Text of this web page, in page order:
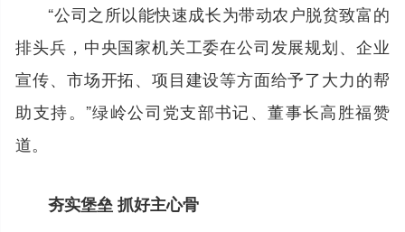
“公司之所以能快速成长为带动农户脱贫致富的
排头兵，中央国家机关工委在公司发展规划、企业
宣传、市场开拓、项目建设等方面给予了大力的帮
助支持。”绿岭公司党支部书记、董事长高胜福赞
道。
夯实堡垒 抓好主心骨